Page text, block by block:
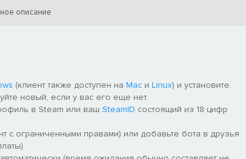
на поиски самой себя бок о бок с рогатым
всеми силами пытается нести бремя монастырской
сути, ведь в друзья она себе выбрала — на минуточку!
описание
(клиент также доступен на Mac и Linux) и установите.
новый, если у вас его еще нет.
в Steam или ваш SteamID состоящий из 18 цифр
с ограниченными правами) или добавьте бота в друзья